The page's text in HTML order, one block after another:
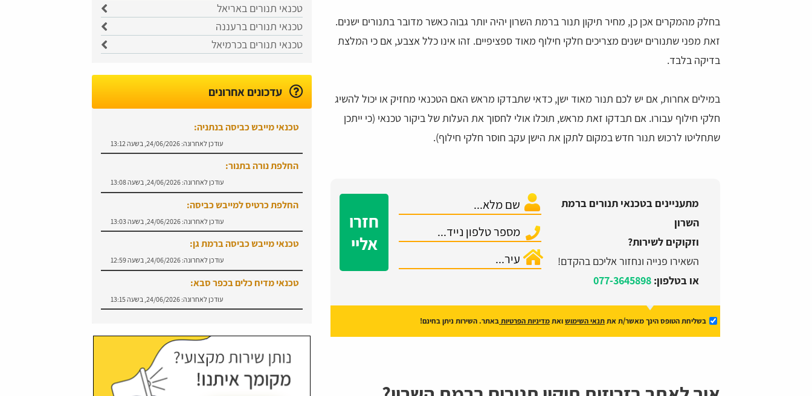
בחלק מהמקרים אכן כן, מחיר תיקון תנור ברמת השרון יהיה יותר גבוה כאשר מדובר בתנורים ישנים.
זאת מפני שתנורים ישנים מצריכים חלקי חילוף מאוד ספציפיים. זהו אינו כלל אצבע, אם כי המלצת
בדיקה בלבד.
במילים אחרות, אם יש לכם תנור מאוד ישן, כדאי שתבדקו מראש האם הטכנאי מחזיק או יכול להשיג
חלקי חילוף עבורו. אם תבדקו זאת מראש, תוכלו אולי לחסוך את העלות של ביקור טכנאי (כי ייתכן
שתחליטו לרכוש תנור חדש במקום לתקן את הישן עקב חוסר חלקי חילוף).
מתעניינים בטכנאי תנורים ברמת
השרון
וזקוקים לשירות?
השאירו פנייה ונחזור אליכם בהקדם!
או בטלפון: 077-3645898
חזרו
אליי
בשליחת הטופס הינך מאשר/ת אתתנאי השימושואתמדיניות הפרטיותבאתר. השירות ניתן בחינם!
טכנאי תנורים באריאל
טכנאי תנורים ברעננה
טכנאי תנורים בכרמיאל
עדכונים אחרונים
טכנאי מייבש כביסה בנתניה:
עודכן לאחרונה: 24/06/2026, בשעה 13:12
החלפת נורה בתנור:
עודכן לאחרונה: 24/06/2026, בשעה 13:08
החלפת כרטיס למייבש כביסה:
עודכן לאחרונה: 24/06/2026, בשעה 13:03
טכנאי מייבש כביסה ברמת גן:
עודכן לאחרונה: 24/06/2026, בשעה 12:59
טכנאי מדיח כלים בכפר סבא:
עודכן לאחרונה: 24/06/2026, בשעה 13:15